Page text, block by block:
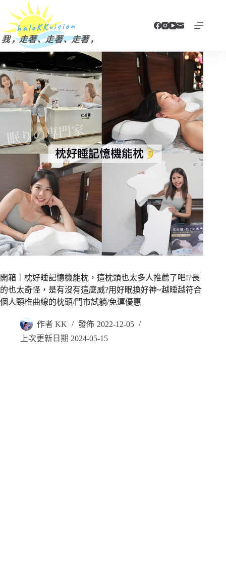
主
要
容
開箱｜枕好睡記憶機能枕，這枕頭也太多人推薦了吧!?長
的也太奇怪，是有沒有這麼威?用好眠換好神~越睡越符合
個人頸椎曲線的枕頭/門市試躺/免運優惠
作者 KK 發佈 2022-12-05
上次更新日期 2024-05-15